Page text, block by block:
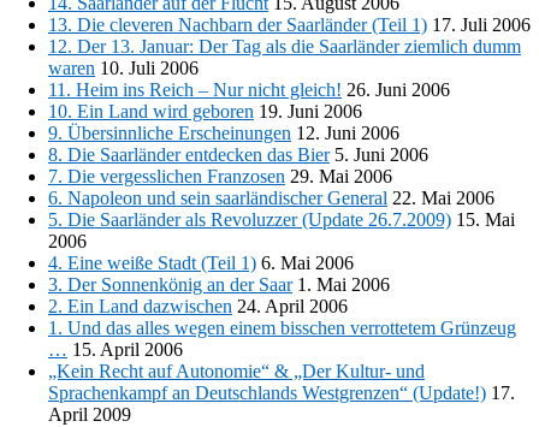
13. Die cleveren Nachbarn der Saarländer (Teil 1) 17. Juli 2006
12. Der 13. Januar: Der Tag als die Saarländer ziemlich dumm
waren 10. Juli 2006
11. Heim ins Reich – Nur nicht gleich! 26. Juni 2006
10. Ein Land wird geboren 19. Juni 2006
9. Übersinnliche Erscheinungen 12. Juni 2006
8. Die Saarländer entdecken das Bier 5. Juni 2006
7. Die vergesslichen Franzosen 29. Mai 2006
6. Napoleon und sein saarländischer General 22. Mai 2006
5. Die Saarländer als Revoluzzer (Update 26.7.2009) 15. Mai
2006
4. Eine weiße Stadt (Teil 1) 6. Mai 2006
3. Der Sonnenkönig an der Saar 1. Mai 2006
2. Ein Land dazwischen 24. April 2006
1. Und das alles wegen einem bisschen verrottetem Grünzeug
… 15. April 2006
„Kein Recht auf Autonomie“ & „Der Kultur- und
Sprachenkampf an Deutschlands Westgrenzen“ (Update!) 17.
April 2009